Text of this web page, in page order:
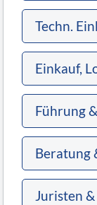
Techn.
Einkauf,
Führung
Beratung
Juristen